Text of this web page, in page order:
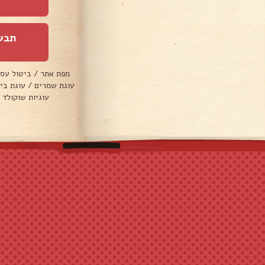
מפת אתר / ביטול
עוגת שמרים / עוגת
עוגיות